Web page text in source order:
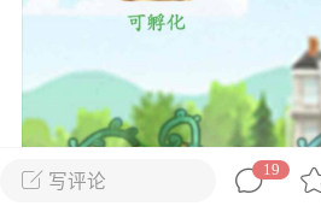
，今日新注册
ʚ小鱼冻干ɞ
03-06 11:18 广东·深圳 官方社
【周末了，还不来新
金大奖、实物奖励，各种福
写评论 19